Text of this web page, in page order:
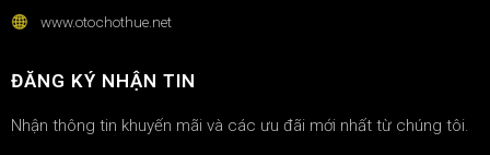
www.otochothue.net
ĐĂNG KÝ NHẬN TIN
Nhận thông tin khuyến mãi và các ưu đãi mới nhất từ chúng tôi.